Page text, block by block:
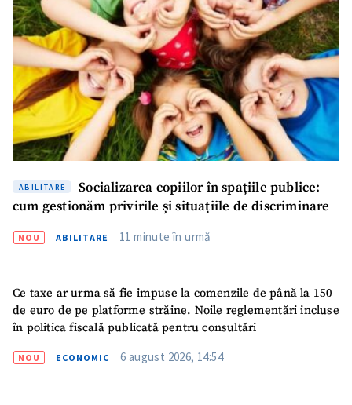
ABILITARE
Socializarea copiilor în spațiile publice:
cum gestionăm privirile și situațiile de discriminare
NOU ABILITARE 11 minute în urmă
Ce taxe ar urma să fie impuse la comenzile de până la 150
de euro de pe platforme străine. Noile reglementări incluse
în politica fiscală publicată pentru consultări
NOU ECONOMIC 6 august 2026, 14:54
ȘTIREA MEA
Titlu știre+ Adaugă titlu